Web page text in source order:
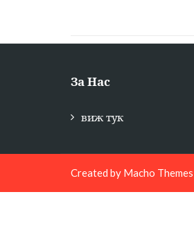
За Нас
виж тук
Created by Macho Themes